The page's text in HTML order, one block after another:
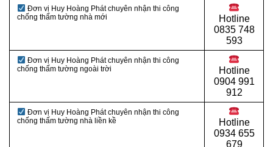
Đơn vị Huy Hoàng Phát chuyên nhận thi công
chống thấm tường nhà mới
Hotline
0835 748
593
Đơn vị Huy Hoàng Phát chuyên nhận thi công
chống thấm tường ngoài trời
Hotline
0904 991
912
Đơn vị Huy Hoàng Phát chuyên nhận thi công
chống thấm tường nhà liền kề
Hotline
0934 655
679